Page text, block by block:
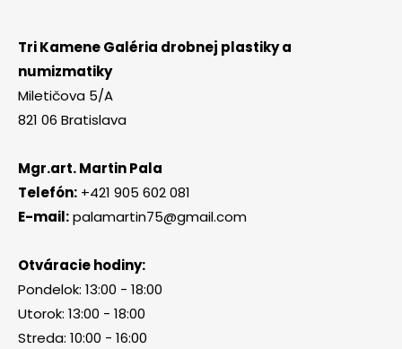
Tri Kamene Galéria drobnej plastiky a
numizmatiky
Miletičova 5/A
821 06 Bratislava
Mgr.art. Martin Pala
Telefón: +421 905 602 081
E-mail:palamartin75@gmail.com
Otváracie hodiny:
Pondelok: 13:00 - 18:00
Utorok: 13:00 - 18:00
Streda: 10:00 - 16:00